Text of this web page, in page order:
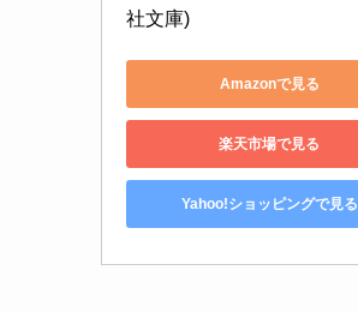
社文庫)
Amazonで見る
楽天市場で見る
Yahoo!ショッピングで見る